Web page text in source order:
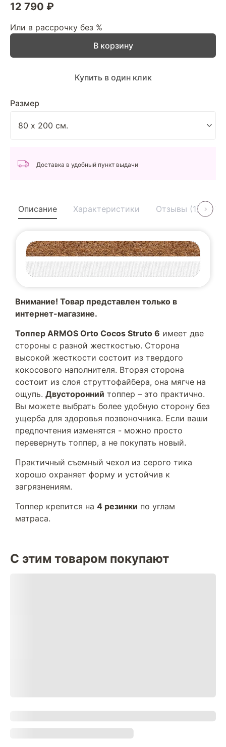
12 790 ₽
Или в рассрочку без %
Размер
В корзину
Купить в один клик
Доставка в удобный пункт выдачи
Описание Характеристики Отзывы (1)
Внимание! Товар представлен только в
интернет-магазине.
Топпер ARMOS Orto Cocos Struto 6 имеет две
стороны с разной жесткостью. Сторона
высокой жесткости состоит из твердого
кокосового наполнителя. Вторая сторона
состоит из слоя струттофайбера, она мягче на
ощупь. Двусторонний топпер – это практично.
Вы можете выбрать более удобную сторону без
ущерба для здоровья позвоночника. Если ваши
предпочтения изменятся - можно просто
перевернуть топпер, а не покупать новый.
Практичный съемный чехол из серого тика
хорошо охраняет форму и устойчив к
загрязнениям.
Топпер крепится на 4 резинки по углам
матраса.
С этим товаром покупают